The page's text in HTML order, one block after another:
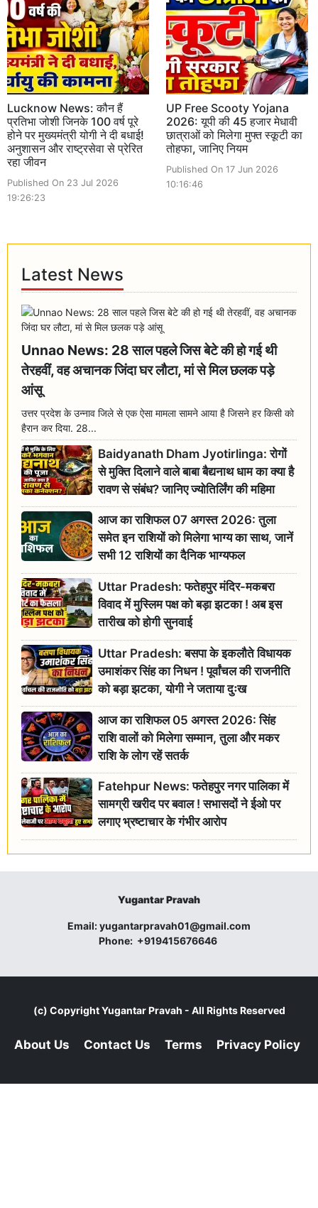
Lucknow News: कौन हैं
प्रतिभा जोशी जिनके 100 वर्ष पूरे
होने पर मुख्यमंत्री योगी ने दी बधाई!
अनुशासन और राष्ट्रसेवा से प्रेरित
रहा जीवन
Published On 23 Jul 2026
19:26:23
UP Free Scooty Yojana
2026: यूपी की 45 हजार मेधावी
छात्राओं को मिलेगा मुफ्त स्कूटी का
तोहफा, जानिए नियम
Published On 17 Jun 2026
10:16:46
Latest News
Unnao News: 28 साल पहले जिस बेटे की हो गई थी
तेरहवीं, वह अचानक जिंदा घर लौटा, मां से मिल छलक पड़े
आंसू
उत्तर प्रदेश के उन्नाव जिले से एक ऐसा मामला सामने आया है जिसने हर किसी को
हैरान कर दिया. 28...
Baidyanath Dham Jyotirlinga: रोगों
से मुक्ति दिलाने वाले बाबा बैद्यनाथ धाम का क्या है
रावण से संबंध? जानिए ज्योतिर्लिंग की महिमा
आज का राशिफल 07 अगस्त 2026: तुला
समेत इन राशियों को मिलेगा भाग्य का साथ, जानें
सभी 12 राशियों का दैनिक भाग्यफल
Uttar Pradesh: फतेहपुर मंदिर-मकबरा
विवाद में मुस्लिम पक्ष को बड़ा झटका ! अब इस
तारीख को होगी सुनवाई
Uttar Pradesh: बसपा के इकलौते विधायक
उमाशंकर सिंह का निधन ! पूर्वांचल की राजनीति
को बड़ा झटका, योगी ने जताया दुःख
आज का राशिफल 05 अगस्त 2026: सिंह
राशि वालों को मिलेगा सम्मान, तुला और मकर
राशि के लोग रहें सतर्क
Fatehpur News: फतेहपुर नगर पालिका में
सामग्री खरीद पर बवाल ! सभासदों ने ईओ पर
लगाए भ्रष्टाचार के गंभीर आरोप
Yugantar Pravah
Email:yugantarpravah01@gmail.com
Phone: +919415676646
(c) CopyrightYugantar Pravah - All Rights Reserved
About Us Contact Us Terms Privacy Policy